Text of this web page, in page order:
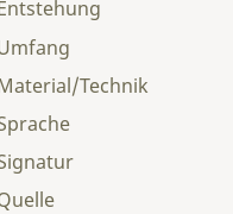
Technik